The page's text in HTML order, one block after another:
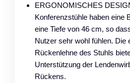
ERGONOMISCHES
Konferenzstühle haben eine
eine Tiefe von 46 cm, so
Nutzer sehr wohl fühlen. Die
Rückenlehne des Stuhls
Unterstützung der
Rückens.